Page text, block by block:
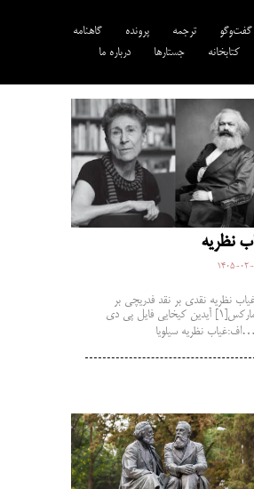
گفت‌وگو ترجمه‌ پرونده
گاهنامه
کتابخانه جستارها درباره ما
نظریه
1405-
نظریه نقدی بر نقد فدریچی بر
مارکس[1] آیدین کیخایی فایل پی دی
اف:غیاب نظریه سیلویا…